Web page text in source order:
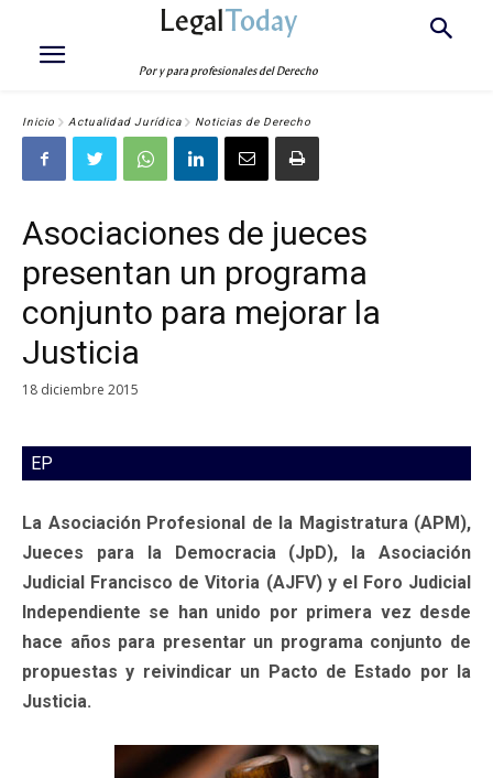
LegalToday
Por y para profesionales del Derecho
Inicio Actualidad Jurídica Noticias de Derecho
Asociaciones de jueces
presentan un programa
conjunto para mejorar la
Justicia
18 diciembre 2015
EP
La Asociación Profesional de la Magistratura (APM),
Jueces para la Democracia (JpD), la Asociación
Judicial Francisco de Vitoria (AJFV) y el Foro Judicial
Independiente se han unido por primera vez desde
hace años para presentar un programa conjunto de
propuestas y reivindicar un Pacto de Estado por la
Justicia.